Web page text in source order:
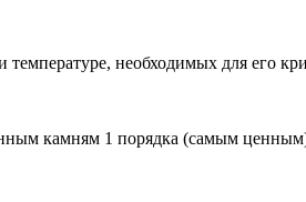
необходимых для его
камням 1 порядка (самым